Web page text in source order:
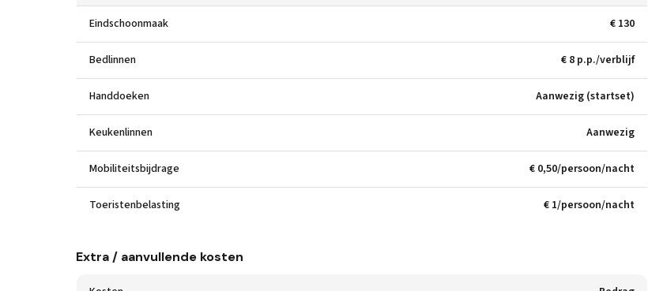
Eindschoonmaak € 130
Bedlinnen € 8 p.p./verblijf
Handdoeken Aanwezig (startset)
Keukenlinnen Aanwezig
Mobiliteitsbijdrage € 0,50/persoon/nacht
Toeristenbelasting € 1/persoon/nacht
Extra / aanvullende kosten